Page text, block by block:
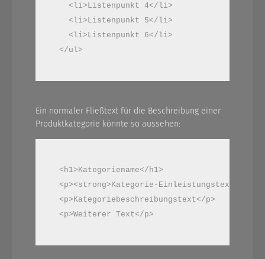
<li>Listenpunkt 4</li>
<li>Listenpunkt 5</li>
<li>Listenpunkt 6</li>
</ul>
Ein normaler Fließtext für die Beschreibung einer
Produktkategorie könnte so aussehen:
<h1>Kategoriename</h1>
<p><strong>Kategorie-Einleistungstext</
<p>Kategoriebeschreibungstext</p>
<p>Weiterer Text</p>